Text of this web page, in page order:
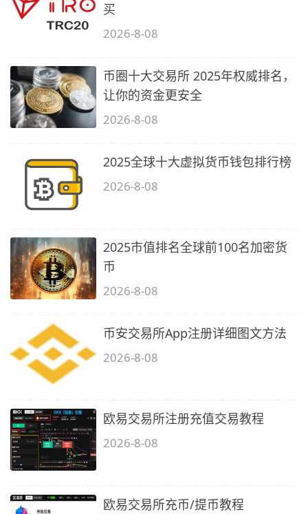
买
2026-8-08
币圈十大交易所 2025年权威排名，
让你的资金更安全
2026-8-08
2025全球十大虚拟货币钱包排行榜
2026-8-08
2025市值排名全球前100名加密货
币
2026-8-08
币安交易所App注册详细图文方法
2026-8-08
欧易交易所注册充值交易教程
2026-8-08
欧易交易所充币/提币教程